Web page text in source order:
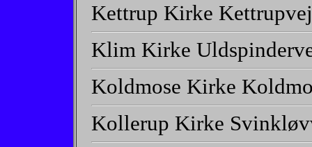
Kettrup Kirke
Klim Kirke
Koldmose Kirke
Kollerup Kirke